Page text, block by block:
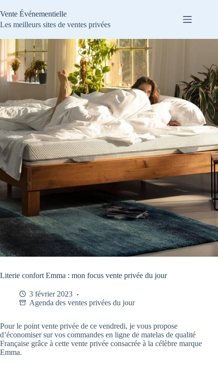
au
contenu
Vente Événementielle
Les meilleurs sites de ventes privées
Literie confort Emma : mon focus vente privée du jour
3 février 2023
Agenda des ventes privées du jour
Pour le point vente privée de ce vendredi, je vous propose
d’économiser sur vos commandes en ligne de matelas de qualité
Française grâce à cette vente privée consacrée à la célèbre marque
Emma.